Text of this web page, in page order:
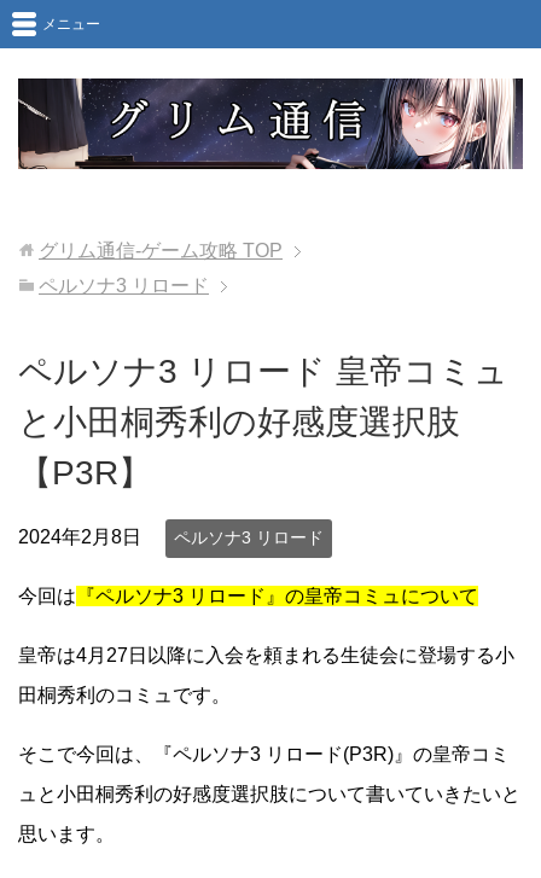
メニュー
グリム通信-ゲーム攻略 TOP
ペルソナ3 リロード
ペルソナ3 リロード 皇帝コミュ
と小田桐秀利の好感度選択肢
【P3R】
2024年2月8日 ペルソナ3 リロード
今回は 『ペルソナ3 リロード』の皇帝コミュについて
皇帝は4月27日以降に入会を頼まれる生徒会に登場する小
田桐秀利のコミュです。
そこで今回は、『ペルソナ3 リロード(P3R)』の皇帝コミ
ュと小田桐秀利の好感度選択肢について書いていきたいと
思います。